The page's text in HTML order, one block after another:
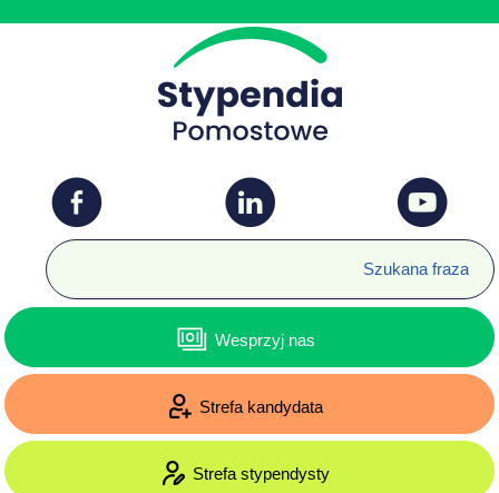
Wesprzyj nas
Strefa kandydata
Strefa stypendysty